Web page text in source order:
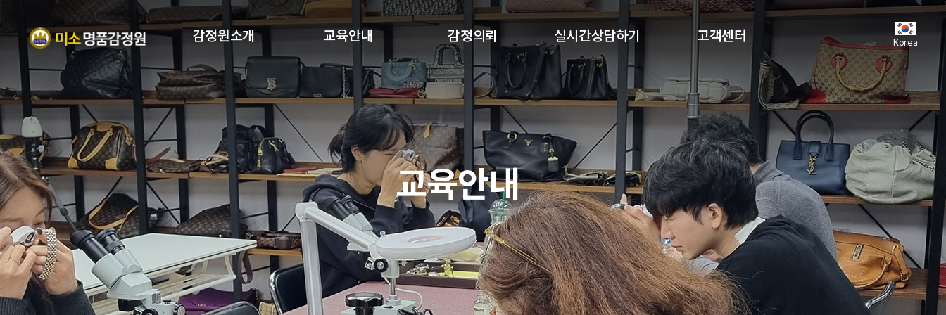
감정원소개
인사말
자격증
조직현황
PROFILE
오시는 길
교육안내
클래스안내
교육과목
교육갤러리
수강후기
예약금결제
감정의뢰
감정절차
감정의뢰
기업체 감정의뢰
국가기관 감정의뢰
정품인증카드
가품소견서
졸업생공간(정보공유)
실시간상담하기
실시간상담하기
고객센터
공지사항
언론보도
자주하는질문
유튜브
Korea
교육안내